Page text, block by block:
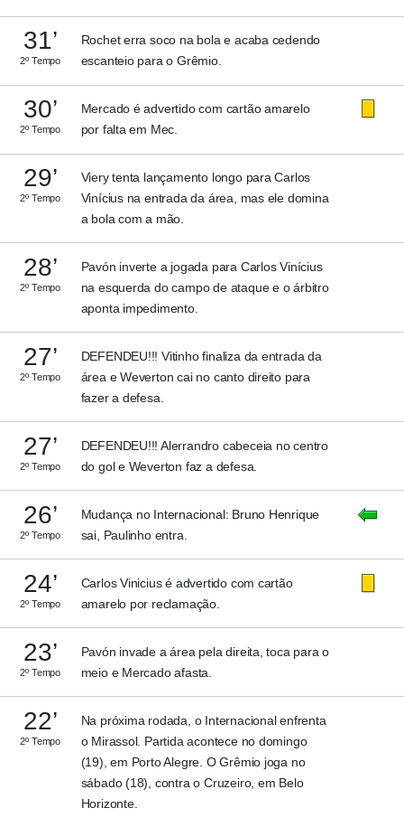
31’
2º Tempo
Rochet erra soco na bola e acaba cedendo
escanteio para o Grêmio.
30’
2º Tempo
Mercado é advertido com cartão amarelo
por falta em Mec.
29’
2º Tempo
Viery tenta lançamento longo para Carlos
Vinícius na entrada da área, mas ele domina
a bola com a mão.
28’
2º Tempo
Pavón inverte a jogada para Carlos Vinícius
na esquerda do campo de ataque e o árbitro
aponta impedimento.
27’
2º Tempo
DEFENDEU!!! Vitinho finaliza da entrada da
área e Weverton cai no canto direito para
fazer a defesa.
27’
2º Tempo
DEFENDEU!!! Alerrandro cabeceia no centro
do gol e Weverton faz a defesa.
26’
2º Tempo
Mudança no Internacional: Bruno Henrique
sai, Paulinho entra.
24’
2º Tempo
Carlos Vinicius é advertido com cartão
amarelo por reclamação.
23’
2º Tempo
Pavón invade a área pela direita, toca para o
meio e Mercado afasta.
22’
2º Tempo
Na próxima rodada, o Internacional enfrenta
o Mirassol. Partida acontece no domingo
(19), em Porto Alegre. O Grêmio joga no
sábado (18), contra o Cruzeiro, em Belo
Horizonte.